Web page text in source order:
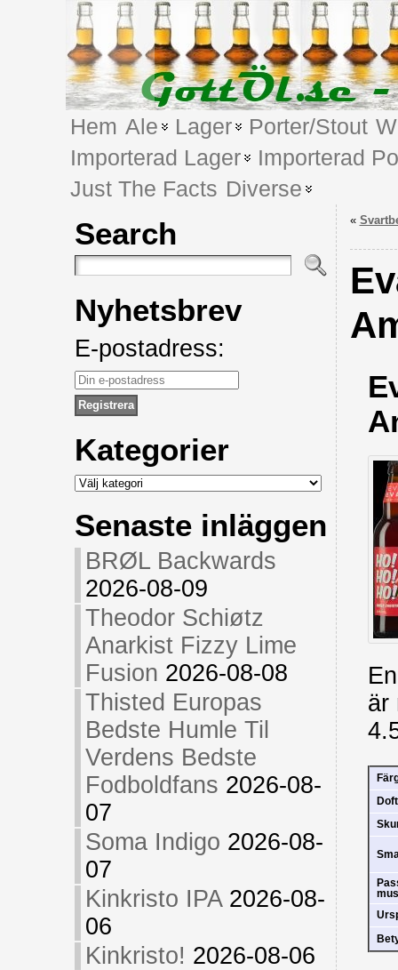
Hem Ale Lager Porter/Stout
Importerad Lager
Importerad
Just The Facts Diverse
Search
Nyhetsbrev
E-postadress:
Kategorier
Kategorier
Senaste inläggen
BRØL Backwards
2026-08-09
Theodor Schiøtz
Anarkist Fizzy Lime
Fusion 2026-08-08
Thisted Europas
Bedste Humle Til
Verdens Bedste
Fodboldfans 2026-08-
07
Soma Indigo 2026-08-
07
Kinkristo IPA 2026-08-
06
Kinkristo! 2026-08-06
«
är
Doft